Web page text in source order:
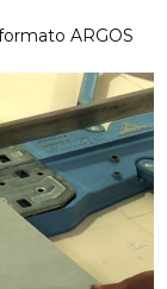
ARGOS